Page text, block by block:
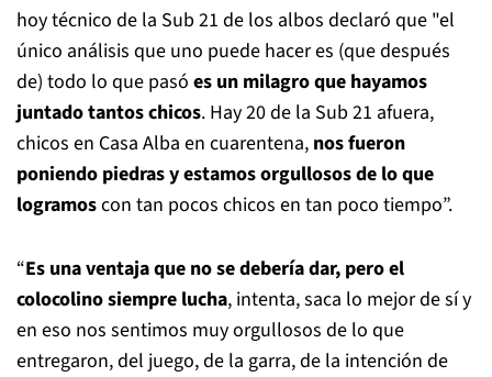
hoy técnico de la Sub 21 de los albos declaró que "el
único análisis que uno puede hacer es (que después
de) todo lo que pasó es un milagro que hayamos
juntado tantos chicos. Hay 20 de la Sub 21 afuera,
chicos en Casa Alba en cuarentena, nos fueron
poniendo piedras y estamos orgullosos de lo que
logramoscon tan pocos chicos en tan poco tiempo”.
“Es una ventaja que no se debería dar, pero el
colocolino siempre lucha, intenta, saca lo mejor de sí y
en eso nos sentimos muy orgullosos de lo que
entregaron, del juego, de la garra, de la intención de